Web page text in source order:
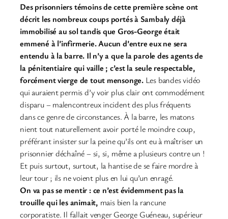
Des prisonniers témoins de cette première scène ont
décrit les nombreux coups portés à Sambaly déjà
immobilisé au sol tandis que Gros-George était
emmené à l’infirmerie. Aucun d’entre eux ne sera
entendu à la barre. Il n’y a que la parole des agents de
la pénitentiaire qui vaille ; c’est la seule respectable,
forcément vierge de tout mensonge.Les bandes vidéo
qui auraient permis d’y voir plus clair ont commodément
disparu – malencontreux incident des plus fréquents
dans ce genre de circonstances. À la barre, les matons
nient tout naturellement avoir porté le moindre coup,
préférant insister sur la peine qu’ils ont eu à maîtriser un
prisonnier déchaîné – si, si, même a plusieurs contre un !
Et puis surtout, surtout, la hantise de se faire mordre à
leur tour ; ils ne voient plus en lui qu’un enragé.
On va pas se mentir : ce n’est évidemment pas la
trouille qui les animait, mais bien la rancune
corporatiste. Il fallait venger George Guéneau, supérieur